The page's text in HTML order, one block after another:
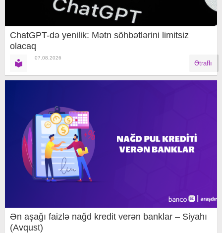
ChatGPT-də yenilik: Mətn söhbətlərini limitsiz
olacaq
07.08.2026
Ətraflı
Ən aşağı faizlə nağd kredit verən banklar – Siyahı
(Avqust)